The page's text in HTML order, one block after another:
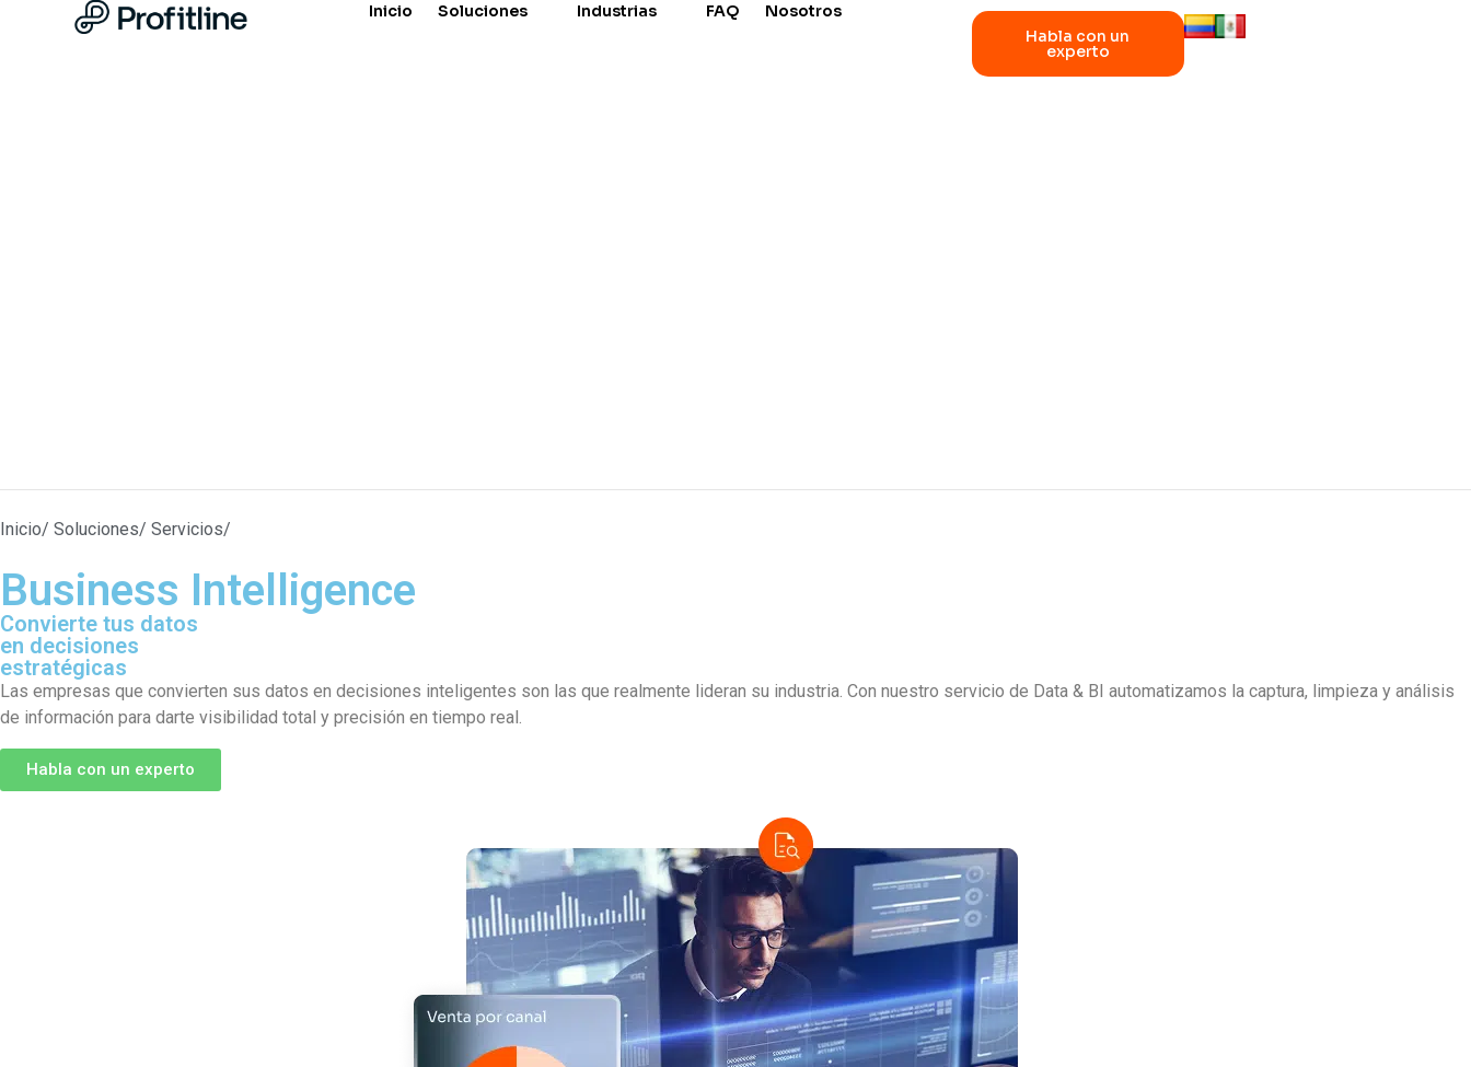
Inicio Soluciones Industrias FAQ
Nosotros
Habla con un
experto
Inicio/ Soluciones/ Servicios/
Business Intelligence
Convierte tus datos
en decisiones
estratégicas
Las empresas que convierten sus datos en decisiones inteligentes son las que realmente lideran su industria. Con nuestro servicio de Data & BI automatizamos la captura, limpieza y análisis
de información para darte visibilidad total y precisión en tiempo real.
Habla con un experto